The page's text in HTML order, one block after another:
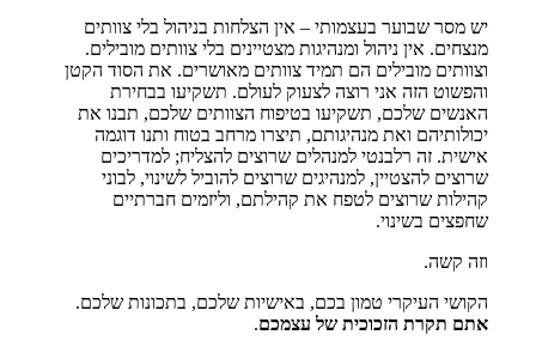
יש מסר שבוער בעצמותי – אין הצלחות בניהול בלי צוותים
מנצחים. אין ניהול ומנהיגות מצטיינים בלי צוותים מובילים.
וצוותים מובילים הם תמיד צוותים מאושרים. את הסוד הקטן
והפשוט הזה אני רוצה לצעוק לעולם. תשקיעו בבחירת
האנשים שלכם, תשקיעו בטיפוח הצוותים שלכם, תבנו את
יכולותיהם ואת מנהיגותם, תיצרו מרחב בטוח ותנו דוגמה
אישית. זה רלבנטי למנהלים שרוצים להצליח; למדריכים
שרוצים להצטיין, למנהיגים שרוצים להוביל לשינוי, לבוני
קהילות שרוצים לטפח את קהילתם, וליזמים חברתיים
שחפצים בשינוי.
וזה קשה.
הקושי העיקרי טמון בכם, באישיות שלכם, בתכונות שלכם.
אתם תקרת הזכוכית של עצמכם.